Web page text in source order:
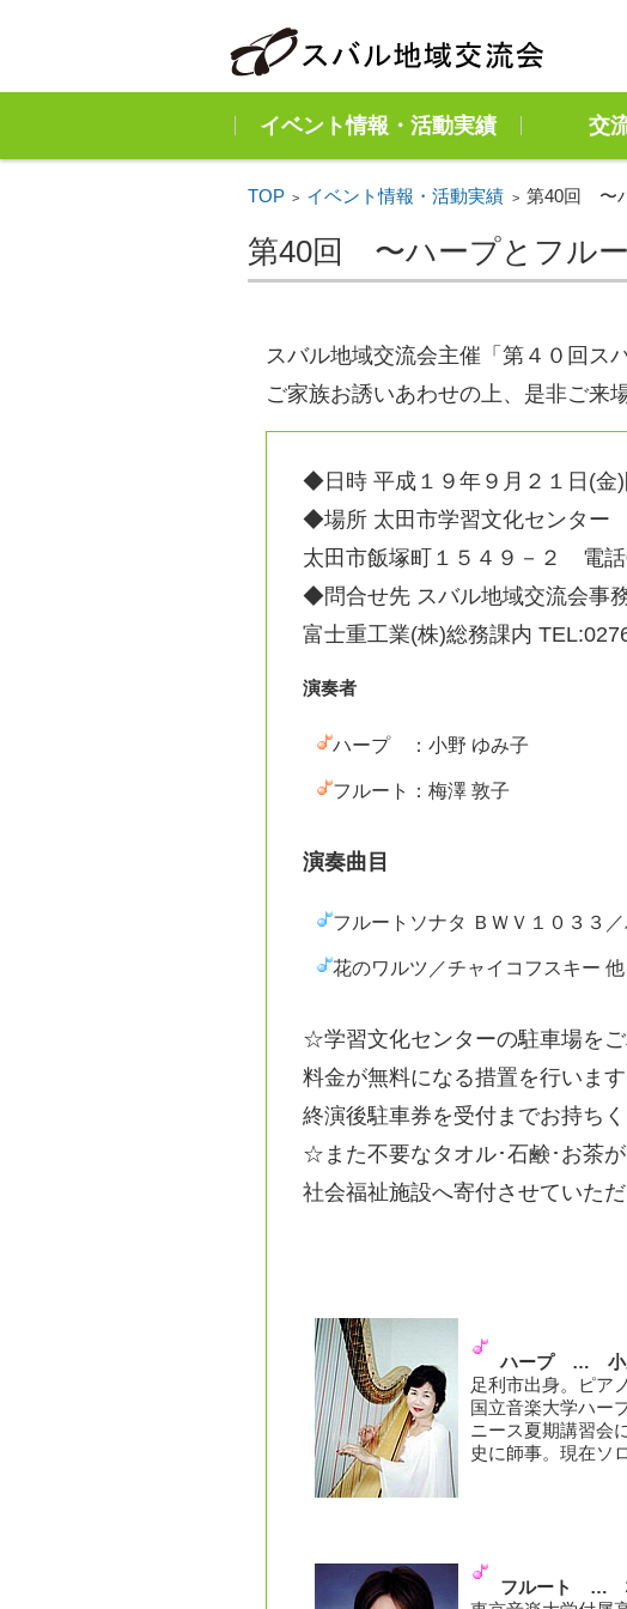
イベント情報・活動実績 交
TOP > イベント情報・活動実績 > 第40回 〜
第40回 〜ハープとフル
スバル地域交流会主催「第４０回ス
ご家族お誘いあわせの上、是非ご来
◆日時 平成１９年９月２１日(金
◆場所 太田市学習文化センター
太田市飯塚町１５４９－２ 電
◆問合せ先 スバル地域交流会事
富士重工業(株)総務課内
演奏者
ハープ ：小野 ゆみ子
フルート：梅澤 敦子
演奏曲目
フルートソナタ ＢＷＶ１０３３
花のワルツ／チャイコフスキー 他
☆学習文化センターの駐車場を
料金が無料になる措置を行います
終演後駐車券を受付までお持ちく
☆また不要なタオル･石鹸･お茶
社会福祉施設へ寄付させていただ
ハープ … 小
足利市出身。ピア
国立音楽大学ハー
ニース夏期講習会
史に師事。現在ソ
フルート …